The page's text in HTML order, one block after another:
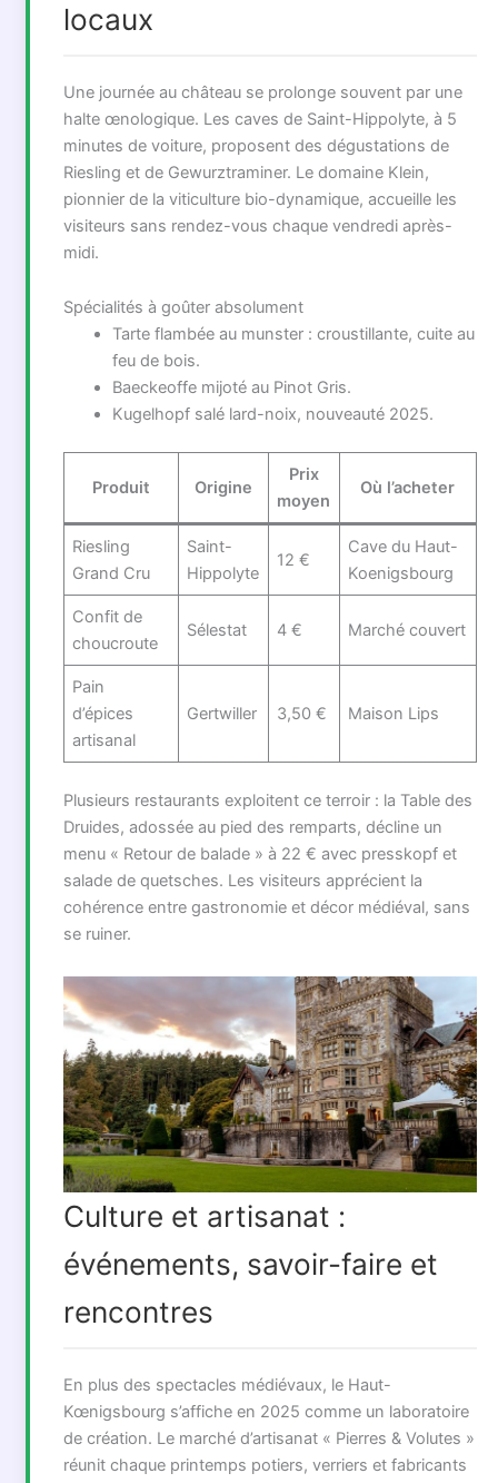
locaux
Une journée au château se prolonge souvent par une
halte œnologique. Les caves de Saint-Hippolyte, à 5
minutes de voiture, proposent des dégustations de
Riesling et de Gewurztraminer. Le domaine Klein,
pionnier de la viticulture bio-dynamique, accueille les
visiteurs sans rendez-vous chaque vendredi après-
midi.
Spécialités à goûter absolument
Tarte flambée au munster : croustillante, cuite au
feu de bois.
Baeckeoffe mijoté au Pinot Gris.
Kugelhopf salé lard-noix, nouveauté 2025.
Produit Origine
Prix
moyen
Où l’acheter
Riesling
Grand Cru
Saint-
Hippolyte
12 €
Cave du Haut-
Koenigsbourg
Confit de
choucroute
Sélestat 4 € Marché couvert
Pain
d’épices
artisanal
Gertwiller 3,50 € Maison Lips
Plusieurs restaurants exploitent ce terroir : la Table des
Druides, adossée au pied des remparts, décline un
menu « Retour de balade » à 22 € avec presskopf et
salade de quetsches. Les visiteurs apprécient la
cohérence entre gastronomie et décor médiéval, sans
se ruiner.
Culture et artisanat :
événements, savoir-faire et
rencontres
En plus des spectacles médiévaux, le Haut-
Kœnigsbourg s’affiche en 2025 comme un laboratoire
de création. Le marché d’artisanat « Pierres & Volutes »
réunit chaque printemps potiers, verriers et fabricants